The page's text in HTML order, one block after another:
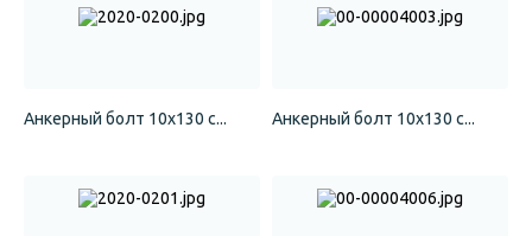
Анкерный болт 10х130 с... Анкерный болт 10х130 с...